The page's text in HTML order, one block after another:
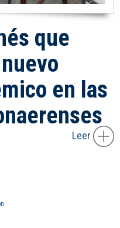
que
en las
Leer